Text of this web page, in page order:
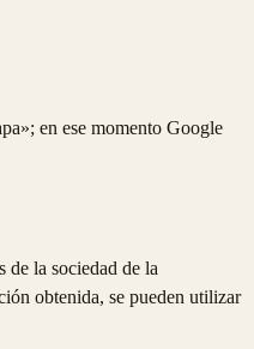
en ese momento Google
de la sociedad de la
obtenida, se pueden utilizar